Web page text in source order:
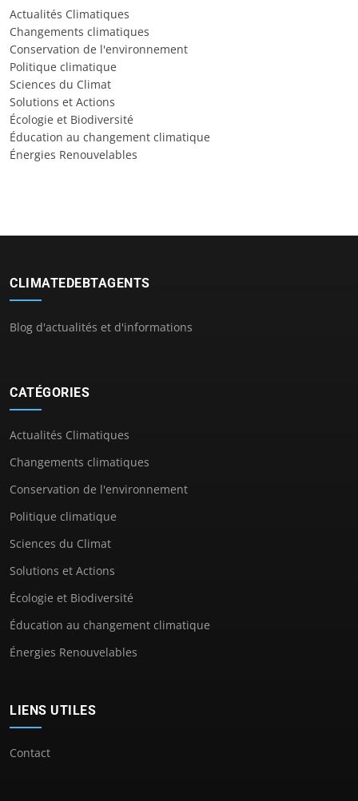
Actualités Climatiques
Changements climatiques
Conservation de l'environnement
Politique climatique
Sciences du Climat
Solutions et Actions
Écologie et Biodiversité
Éducation au changement climatique
Énergies Renouvelables
CLIMATEDEBTAGENTS
Blog d'actualités et d'informations
CATÉGORIES
Actualités Climatiques
Changements climatiques
Conservation de l'environnement
Politique climatique
Sciences du Climat
Solutions et Actions
Écologie et Biodiversité
Éducation au changement climatique
Énergies Renouvelables
LIENS UTILES
Contact